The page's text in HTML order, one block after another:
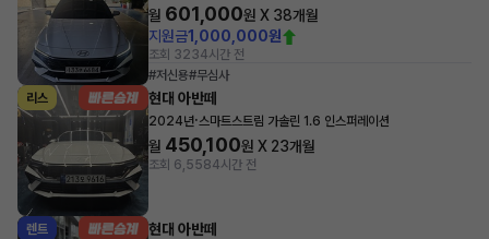
월 601,000원 X 38개월
지원금1,000,000원
조회 3234시간 전
#저신용#무심사
리스
현대 아반떼
2024년·스마트스트림 가솔린 1.6 인스퍼레이션
월 450,100원 X 23개월
조회 6,5584시간 전
렌트 현대 아반떼